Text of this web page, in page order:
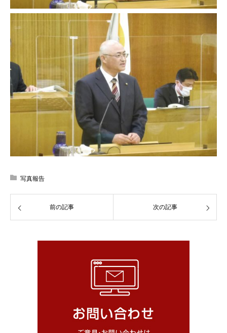
写真報告
前の記事 次の記事